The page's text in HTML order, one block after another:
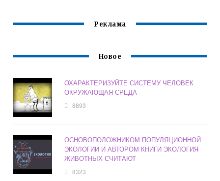
Реклама
Новое
ОХАРАКТЕРИЗУЙТЕ СИСТЕМУ ЧЕЛОВЕК
ОКРУЖАЮЩАЯ СРЕДА
8893
ОСНОВОПОЛОЖНИКОМ ПОПУЛЯЦИОННОЙ
ЭКОЛОГИИ И АВТОРОМ КНИГИ ЭКОЛОГИЯ
ЖИВОТНЫХ СЧИТАЮТ
8323